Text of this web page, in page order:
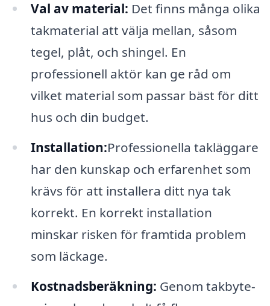
Val av material: Det finns många olika
takmaterial att välja mellan, såsom
tegel, plåt, och shingel. En
professionell aktör kan ge råd om
vilket material som passar bäst för ditt
hus och din budget.
Installation:Professionella takläggare
har den kunskap och erfarenhet som
krävs för att installera ditt nya tak
korrekt. En korrekt installation
minskar risken för framtida problem
som läckage.
Kostnadsberäkning: Genom takbyte-